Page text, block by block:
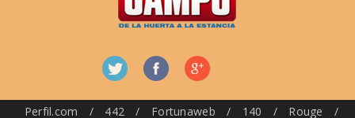
Perfil.com / 442 / Fortunaweb / 140 / Rouge /